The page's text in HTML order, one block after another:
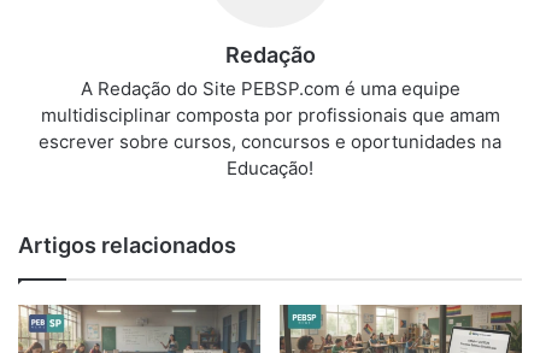
Redação
A Redação do Site PEBSP.com é uma equipe
multidisciplinar composta por profissionais que amam
escrever sobre cursos, concursos e oportunidades na
Educação!
Artigos relacionados